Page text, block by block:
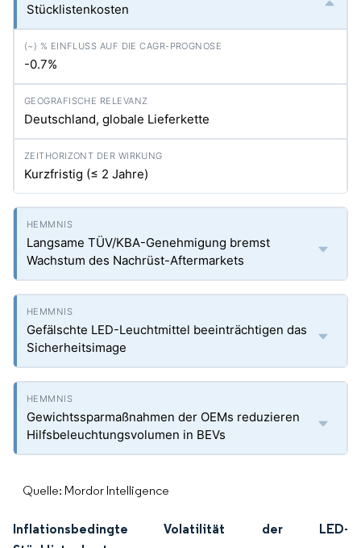
Stücklistenkosten
-0.7%
Deutschland, globale Lieferkette
Kurzfristig (≤ 2 Jahre)
Langsame TÜV/KBA-Genehmigung bremst
Wachstum des Nachrüst-Aftermarkets
Gefälschte LED-Leuchtmittel beeinträchtigen das
Sicherheitsimage
Gewichtssparmaßnahmen der OEMs reduzieren
Hilfsbeleuchtungsvolumen in BEVs
Quelle: Mordor Intelligence
Inflationsbedingte Volatilität der LED-